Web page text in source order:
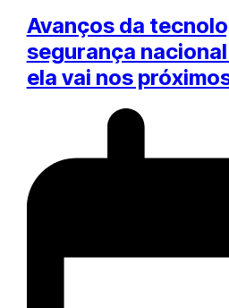
Avanços da
segurança
ela vai nos